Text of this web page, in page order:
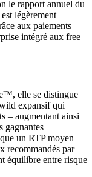
le rapport annuel du
légèrement
aux paiements
intégré aux free
elle se distingue
expansif qui
– augmentant ainsi
gagnantes
un RTP moyen
recommandés par
équilibre entre risque